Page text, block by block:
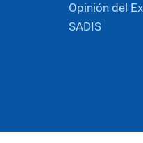
Opinión del
SADIS